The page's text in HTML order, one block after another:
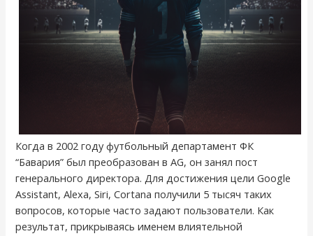
Когда в 2002 году футбольный департамент ФК
“Бавария” был преобразован в AG, он занял пост
генерального директора. Для достижения цели Google
Assistant, Alexa, Siri, Cortana получили 5 тысяч таких
вопросов, которые часто задают пользователи. Как
результат, прикрываясь именем влиятельной